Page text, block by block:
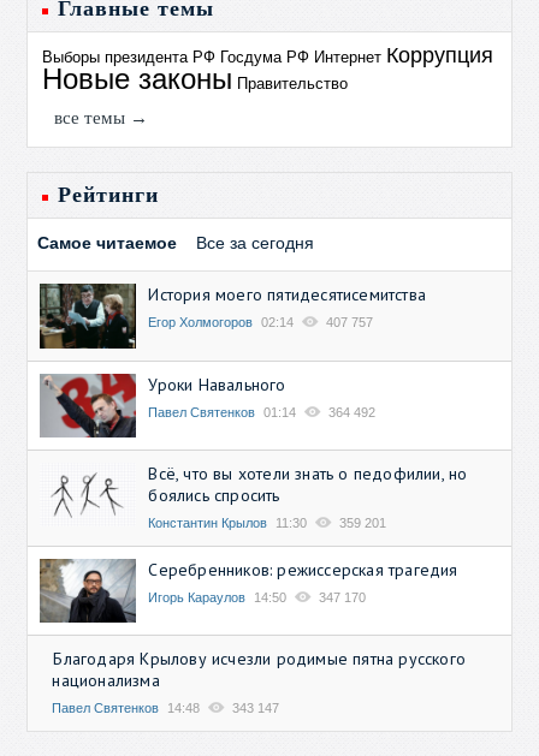
Главные темы
Выборы президента РФ Госдума РФ Интернет Коррупция
Новые законы Правительство
все темы →
Рейтинги
Самое читаемое Все за сегодня
История моего пятидесятисемитства
Егор Холмогоров 02:14 407 757
Уроки Навального
Павел Святенков 01:14 364 492
Всё, что вы хотели знать о педофилии, но
боялись спросить
Константин Крылов 11:30 359 201
Серебренников: режиссерская трагедия
Игорь Караулов 14:50 347 170
Благодаря Крылову исчезли родимые пятна русского
национализма
Павел Святенков 14:48 343 147